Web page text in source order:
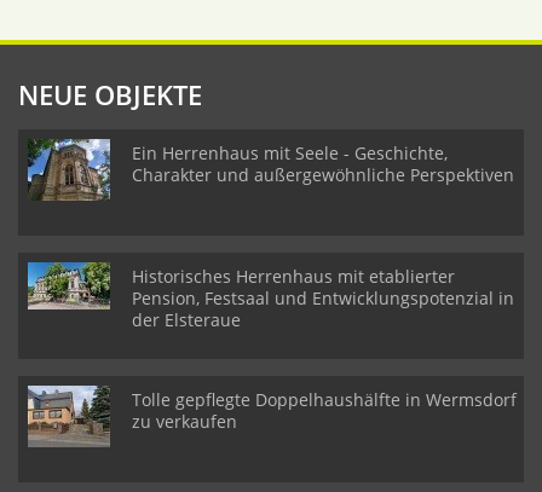
NEUE OBJEKTE
Ein Herrenhaus mit Seele - Geschichte,
Charakter und außergewöhnliche Perspektiven
Historisches Herrenhaus mit etablierter
Pension, Festsaal und Entwicklungspotenzial in
der Elsteraue
Tolle gepflegte Doppelhaushälfte in Wermsdorf
zu verkaufen